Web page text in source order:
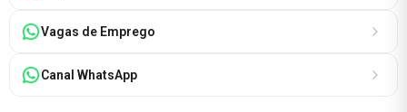
Vagas de Emprego
Canal WhatsApp